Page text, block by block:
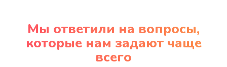
Мы ответили на вопросы,
которые нам задают чаще
всего